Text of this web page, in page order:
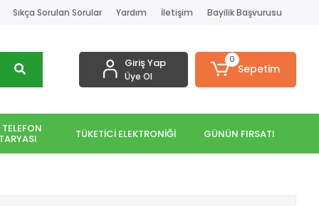
Sıkça Sorulan Sorular Yardım İletişim Bayilik Başvurusu
Giriş Yap
Üye Ol
0
Sepetim
TÜKETİCİ ELEKTRONİĞİ GÜNÜN FIRSATI